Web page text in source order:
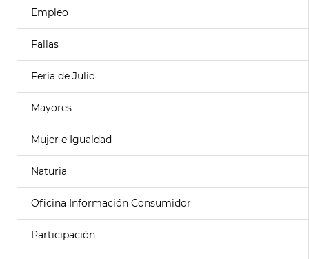
Empleo
Fallas
Feria de Julio
Mayores
Mujer e Igualdad
Naturia
Oficina Información Consumidor
Participación